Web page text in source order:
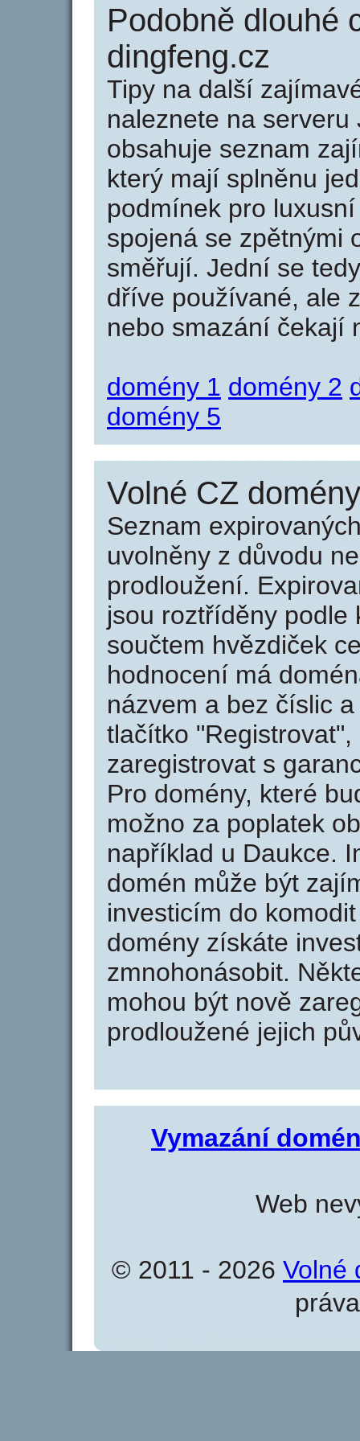
Podobně dlouhé
dingfeng.cz
Tipy na další
naleznete na serveru
obsahuje seznam
který mají splněnu
podmínek pro
spojená se zpětnými
směřují. Jední se
dříve používané, ale
nebo smazání čekají
domény 1 domény 2
domény 5
Volné CZ
Seznam
uvolněny z důvodu
prodloužení.
jsou roztříděny podle
součtem hvězdiček
hodnocení má
názvem a bez číslic
tlačítko
zaregistrovat s
Pro domény, které
možno za poplatek
například u Daukce.
domén může být
investicím do
domény získáte
zmnohonásobit.
mohou být nově
prodloužené jejich
Vymazání
Web
© 2011 - 2026 Volné